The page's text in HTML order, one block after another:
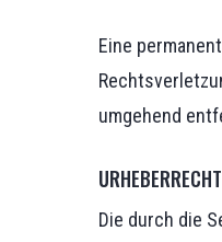
Eine
umgehend
URHEBERRECHT
Die durch die